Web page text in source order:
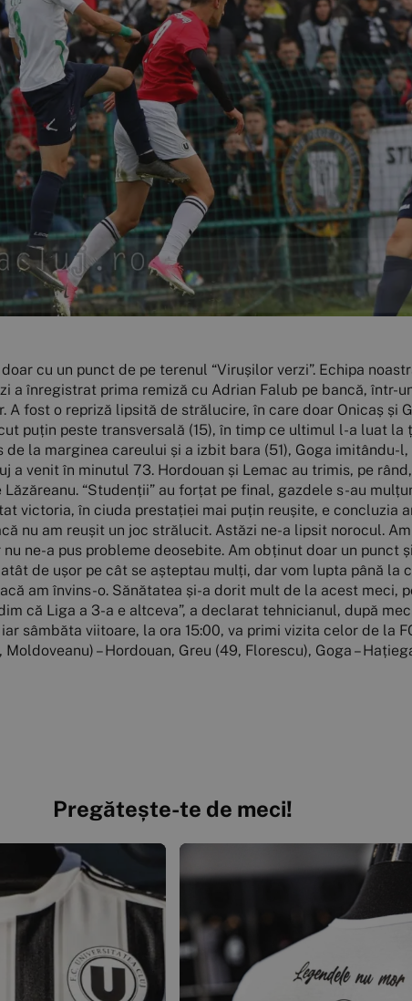
cu un punct de pe terenul “Virușilor verzi”. Echipa
a înregistrat prima remiză cu Adrian Falub pe bancă, într-
fost o repriză lipsită de strălucire, în care doar Onicaș și
puțin peste transversală (15), în timp ce ultimul l-a luat la
la marginea careului și a izbit bara (51), Goga imitându-
a venit în minutul 73. Hordouan și Lemac au trimis, pe
“Studenții” au forțat pe final, gazdele s-au
victoria, în ciuda prestației mai puțin reușite, e concluzia
nu am reușit un joc strălucit. Astăzi ne-a lipsit norocul.
ne-a pus probleme deosebite. Am obținut doar un punct
de ușor pe cât se așteptau mulți, dar vom lupta până la
am învins-o. Sănătatea și-a dorit mult de la acest meci,
că Liga a 3-a e altceva”, a declarat tehnicianul, după
sâmbăta viitoare, la ora 15:00, va primi vizita celor de la
– Hordouan, Greu (49, Florescu), Goga –
Pregătește-te de meci!